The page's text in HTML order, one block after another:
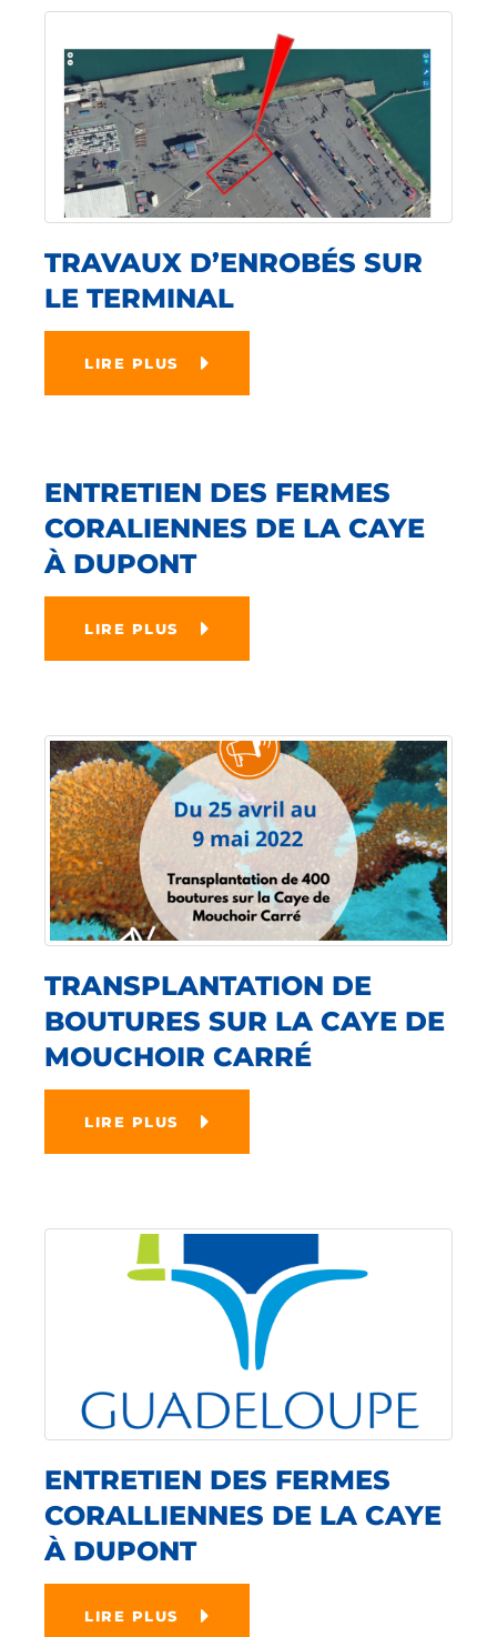
TRAVAUX D’ENROBÉS SUR
LE TERMINAL
LIRE PLUS
ENTRETIEN DES FERMES
CORALIENNES DE LA CAYE
À DUPONT
LIRE PLUS
TRANSPLANTATION DE
BOUTURES SUR LA CAYE DE
MOUCHOIR CARRÉ
LIRE PLUS
ENTRETIEN DES FERMES
CORALLIENNES DE LA CAYE
À DUPONT
LIRE PLUS